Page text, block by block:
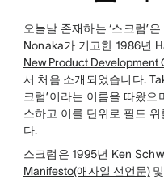
오늘날 존재하는 ‘스크럼’
Nonaka가 기고한 1986년
New Product Development
서 처음 소개되었습니다.
크럼’이라는 이름을 따왔으
스하고 이를 단위로 필드
다.
스크럼은 1995년 Ken
Manifesto(애자일 선언문)및